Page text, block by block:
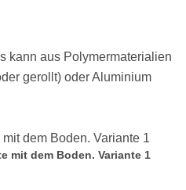
kann aus Polymermaterialien
gerollt) oder Aluminium
mit dem Boden. Variante 1